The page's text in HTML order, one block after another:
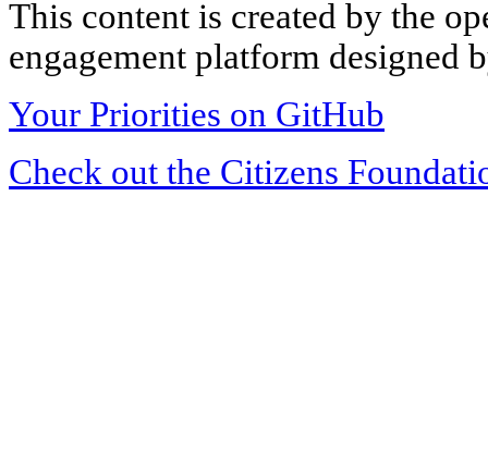
This content is created by the
engagement platform designed
Your Priorities on GitHub
Check out the Citizens